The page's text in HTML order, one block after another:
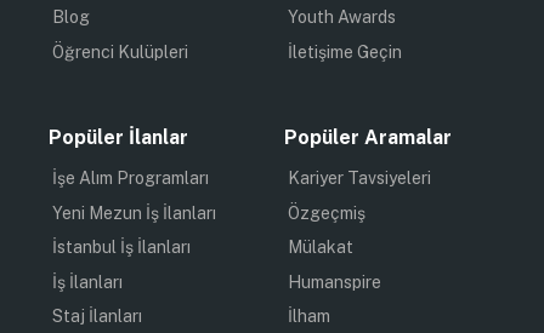
Blog
Öğrenci Kulüpleri
Youth Awards
İletişime Geçin
Popüler İlanlar
İşe Alım Programları
Yeni Mezun İş İlanları
İstanbul İş İlanları
İş İlanları
Staj İlanları
Popüler Aramalar
Kariyer Tavsiyeleri
Özgeçmiş
Mülakat
Humanspire
İlham